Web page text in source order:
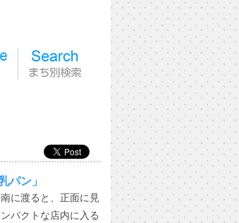
パン」
に渡ると、正面に見
パクトな店内に入る